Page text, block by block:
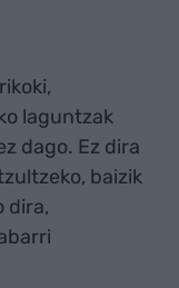
laguntzak
dago. Ez dira
baizik
dira,